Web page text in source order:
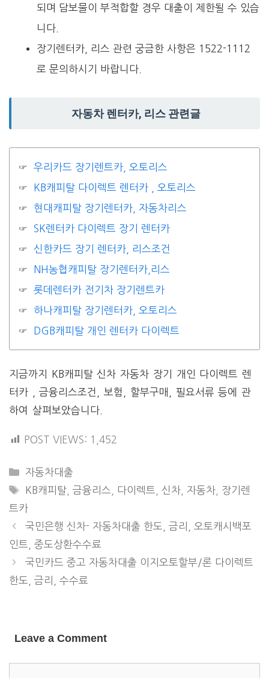
되며 담보물이 부적합할 경우 대출이 제한될 수 있습
니다.
장기렌터카, 리스 관련 궁금한 사항은 1522-1112
로 문의하시기 바랍니다.
자동차 렌터카, 리스 관련글
우리카드 장기렌트카, 오토리스
KB캐피탈 다이렉트 렌터카 , 오토리스
현대캐피탈 장기렌터카, 자동차리스
SK렌터카 다이렉트 장기 렌터카
신한카드 장기 렌터카, 리스조건
NH농협캐피탈 장기렌터카,리스
롯데렌터카 전기차 장기렌트카
하나캐피탈 장기렌터카, 오토리스
DGB캐피탈 개인 렌터카 다이렉트
지금까지 KB캐피탈 신차 자동차 장기 개인 다이렉트 렌
터카 , 금융리스조건, 보험, 할부구매, 필요서류 등에 관
하여 살펴보았습니다.
POST VIEWS: 1,452
CATEGORIES
자동차대출
TAGS
KB캐피탈 ,금융리스 다이렉트 ,신차 자동차
장기렌
트카
국민은행 신차- 자동차대출 한도, 금리, 오토캐시백포
인트, 중도상환수수료
국민카드 중고 자동차대출 이지오토할부/론 다이렉트
한도, 금리, 수수료
Leave a Comment